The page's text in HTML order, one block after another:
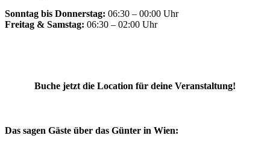
Sonntag bis Donnerstag: 06:30 – 00:00 Uhr
Freitag & Samstag: 06:30 – 02:00 Uhr
Buche jetzt die Location für deine Veranstaltung!
Das sagen Gäste über das Günter in Wien: